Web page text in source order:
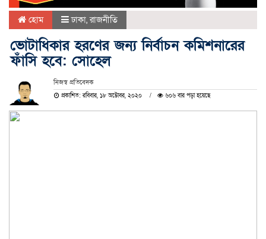
হোম ঢাকা,রাজনীতি
ভোটাধিকার হরণের জন্য নির্বাচন কমিশনারের
ফাঁসি হবে: সোহেল
নিজস্ব প্রতিবেদক
প্রকাশিত: রবিবার, ১৮ অক্টোবর, ২০২০ ৬০৬ বার পড়া হয়েছে